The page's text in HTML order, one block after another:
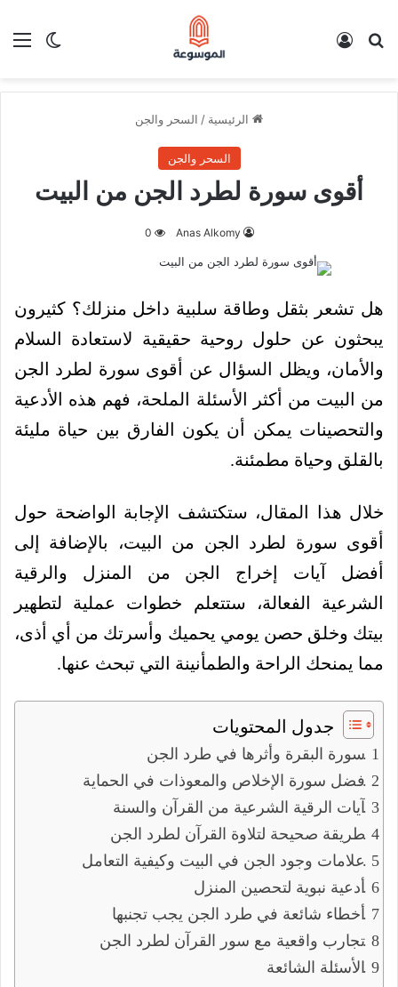
الوضع بحث عن
الرئيسية / السحر والجن
السحر والجن
أقوى سورة لطرد الجن من البيت
Anas Alkomy
0
هل تشعر بثقل وطاقة سلبية داخل منزلك؟ كثيرون
يبحثون عن حلول روحية حقيقية لاستعادة السلام
والأمان، ويظل السؤال عن أقوى سورة لطرد الجن
من البيت من أكثر الأسئلة الملحة، فهم هذه الأدعية
والتحصينات يمكن أن يكون الفارق بين حياة مليئة
بالقلق وحياة مطمئنة.
خلال هذا المقال، ستكتشف الإجابة الواضحة حول
أقوى سورة لطرد الجن من البيت، بالإضافة إلى
أفضل آيات إخراج الجن من المنزل والرقية
الشرعية الفعالة، ستتعلم خطوات عملية لتطهير
بيتك وخلق حصن يومي يحميك وأسرتك من أي أذى،
مما يمنحك الراحة والطمأنينة التي تبحث عنها.
جدول المحتويات
سورة البقرة وأثرها في طرد الجن
فضل سورة الإخلاص والمعوذات في الحماية
آيات الرقية الشرعية من القرآن والسنة
طريقة صحيحة لتلاوة القرآن لطرد الجن
علامات وجود الجن في البيت وكيفية التعامل
أدعية نبوية لتحصين المنزل
أخطاء شائعة في طرد الجن يجب تجنبها
تجارب واقعية مع سور القرآن لطرد الجن
الأسئلة الشائعة